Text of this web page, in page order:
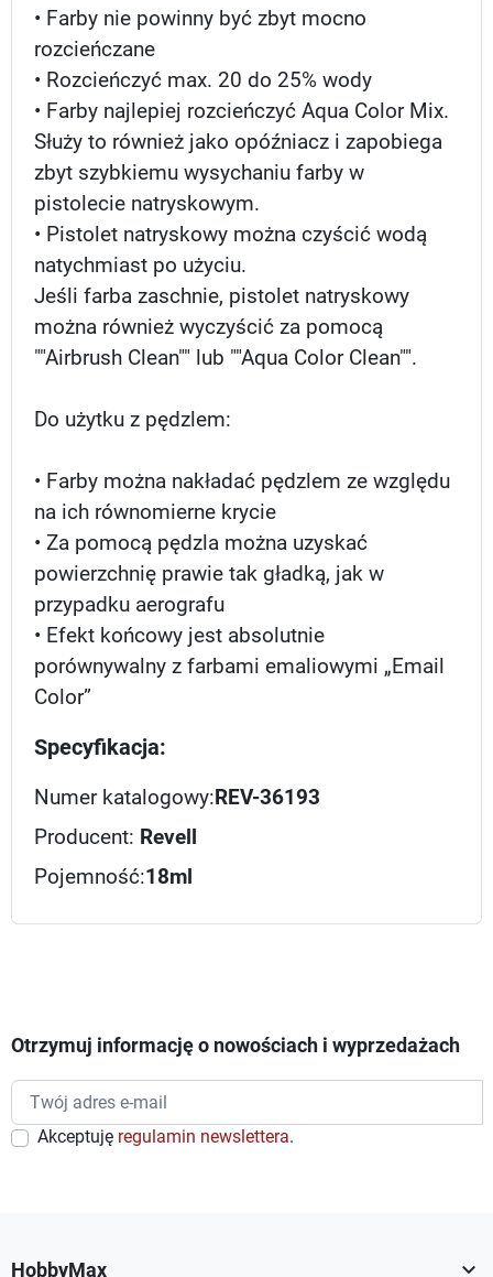
• Farby nie powinny być zbyt mocno
rozcieńczane
• Rozcieńczyć max. 20 do 25% wody
• Farby najlepiej rozcieńczyć Aqua Color Mix.
Służy to również jako opóźniacz i zapobiega
zbyt szybkiemu wysychaniu farby w
pistolecie natryskowym.
• Pistolet natryskowy można czyścić wodą
natychmiast po użyciu.
Jeśli farba zaschnie, pistolet natryskowy
można również wyczyścić za pomocą
""Airbrush Clean"" lub ""Aqua Color Clean"".
Do użytku z pędzlem:
• Farby można nakładać pędzlem ze względu
na ich równomierne krycie
• Za pomocą pędzla można uzyskać
powierzchnię prawie tak gładką, jak w
przypadku aerografu
• Efekt końcowy jest absolutnie
porównywalny z farbami emaliowymi „Email
Color”
Specyfikacja:
Numer katalogowy: REV-36193
Producent: Revell
Pojemność:18ml
Otrzymuj informację o nowościach i wyprzedażach
Akceptuję regulamin newslettera.
HobbyMax 